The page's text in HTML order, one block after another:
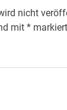
nicht
mit* markiert